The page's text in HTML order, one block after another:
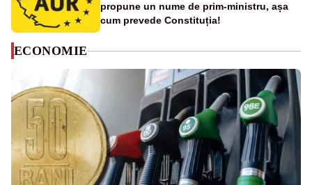
propune un nume de prim-ministru, așa
cum prevede Constituția!
ECONOMIE